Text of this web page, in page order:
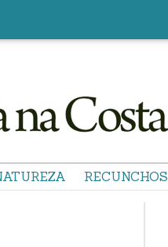
RECUNCHOS